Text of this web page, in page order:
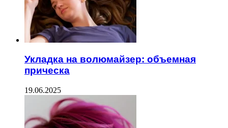
Укладка на волюмайзер: объемная
прическа
19.06.2025